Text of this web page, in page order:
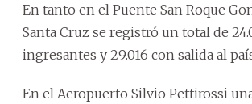
En tanto en el Puente San Roque
Santa Cruz se registró un total de
ingresantes y 29.016 con salida al
En el Aeropuerto Silvio Pettirossi